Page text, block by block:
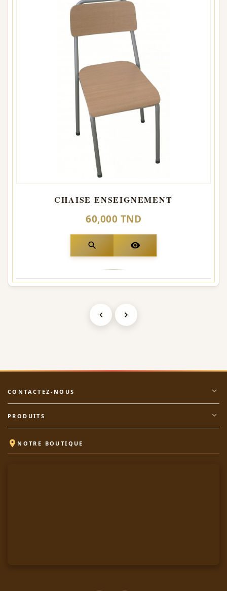
CHAISE ENSEIGNEMENT
60,000 TND
search visibility
CONTACTEZ-NOUS expand_more
PRODUITS expand_more
 NOTRE BOUTIQUE